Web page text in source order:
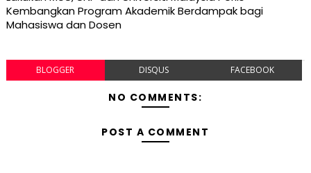
Kembangkan Program Akademik Berdampak bagi
Mahasiswa dan Dosen
BLOGGER DISQUS FACEBOOK
NO COMMENTS:
POST A COMMENT